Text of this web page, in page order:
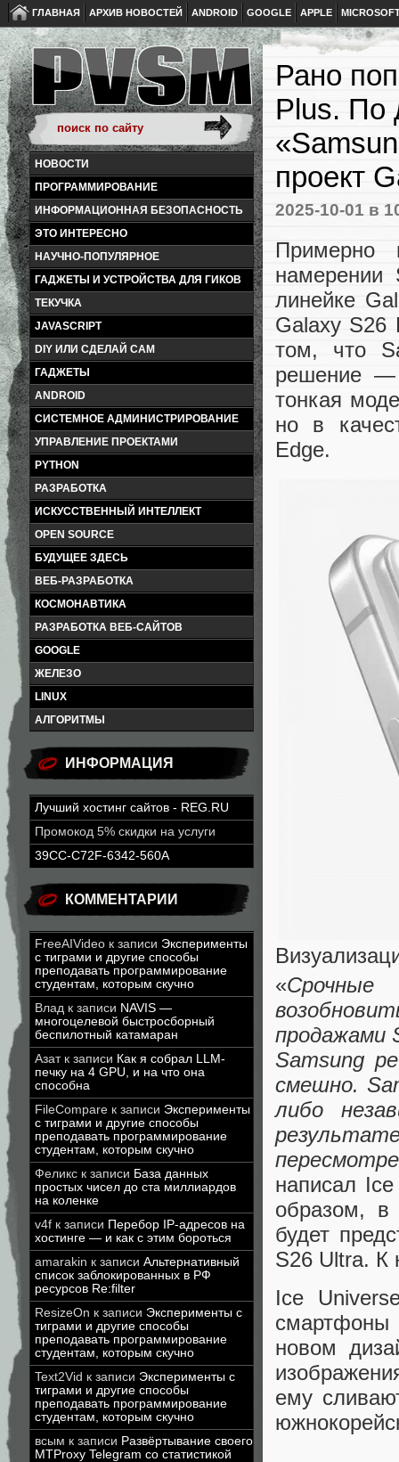
ГЛАВНАЯ АРХИВ НОВОСТЕЙ ANDROID GOOGLE APPLE
НОВОСТИ
ПРОГРАММИРОВАНИЕ
ИНФОРМАЦИОННАЯ БЕЗОПАСНОСТЬ
ЭТО ИНТЕРЕСНО
НАУЧНО-ПОПУЛЯРНОЕ
ГАДЖЕТЫ И УСТРОЙСТВА ДЛЯ ГИКОВ
ТЕКУЧКА
JAVASCRIPT
DIY ИЛИ СДЕЛАЙ САМ
ГАДЖЕТЫ
ANDROID
СИСТЕМНОЕ АДМИНИСТРИРОВАНИЕ
УПРАВЛЕНИЕ ПРОЕКТАМИ
PYTHON
РАЗРАБОТКА
ИСКУССТВЕННЫЙ ИНТЕЛЛЕКТ
OPEN SOURCE
БУДУЩЕЕ ЗДЕСЬ
ВЕБ-РАЗРАБОТКА
КОСМОНАВТИКА
РАЗРАБОТКА ВЕБ-САЙТОВ
GOOGLE
ЖЕЛЕЗО
LINUX
АЛГОРИТМЫ
ИНФОРМАЦИЯ
Лучший хостинг сайтов - REG.RU
Промокод 5% скидки на услуги
39CC-C72F-6342-560A
КОММЕНТАРИИ
FreeAIVideo к записи Эксперименты
с тиграми и другие способы
преподавать программирование
студентам, которым скучно
Влад к записи NAVIS —
многоцелевой быстросборный
беспилотный катамаран
Азатк записи Как я собрал LLM-
печку на 4 GPU, и на что она
способна
FileCompare к записи Эксперименты
с тиграми и другие способы
преподавать программирование
студентам, которым скучно
Феликс к записи База данных
простых чисел до ста миллиардов
на коленке
v4f к записи Перебор IP-адресов на
хостинге — и как с этим бороться
amarakin к записи Альтернативный
список заблокированных в РФ
ресурсов Re:filter
ResizeOn к записи Эксперименты с
тиграми и другие способы
преподавать программирование
студентам, которым скучно
Text2Vid к записи Эксперименты с
тиграми и другие способы
преподавать программирование
студентам, которым скучно
всым к записи Развёртывание своего
MTProxy Telegram со статистикой
Рано
Plus. По
проект
2025-10-01 в
Примерно
намерении
линейке
Galaxy S26
том, что
решение —
тонкая
но в
Edge.
«Срочные
продажами
Samsung
смешно.
либо
написал
образом, в
будет
S26 Ultra. К
Ice
смартфоны
новом
ему